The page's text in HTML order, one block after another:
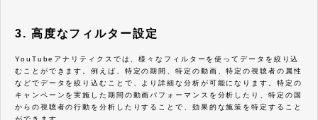
3. 高度なフィルター設定
YouTubeアナリティクスでは、様々なフィルターを使ってデータを絞り込
むことができます。例えば、特定の期間、特定の動画、特定の視聴者の属性
などでデータを絞り込むことで、より詳細な分析が可能になります。特定の
キャンペーンを実施した期間の動画パフォーマンスを分析したり、特定の国
からの視聴者の行動を分析したりすることで、効果的な施策を特定すること